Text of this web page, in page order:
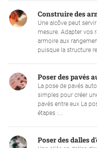
Construire des
Une alcôve peut
mesure. Adapter vos
armoire aux
puisque la structure
Poser des pavés
La pose de pavés
simples pour créer
pavés entre eux La
étapes :...
Poser des dalles